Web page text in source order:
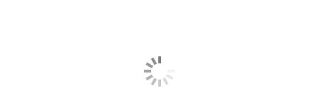
Dokument- og proceshåndtering